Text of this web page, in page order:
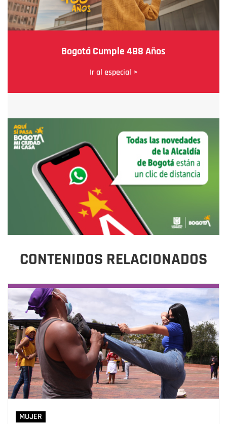
Bogotá Cumple 488 Años
Ir al especial >
CONTENIDOS RELACIONADOS
MUJER